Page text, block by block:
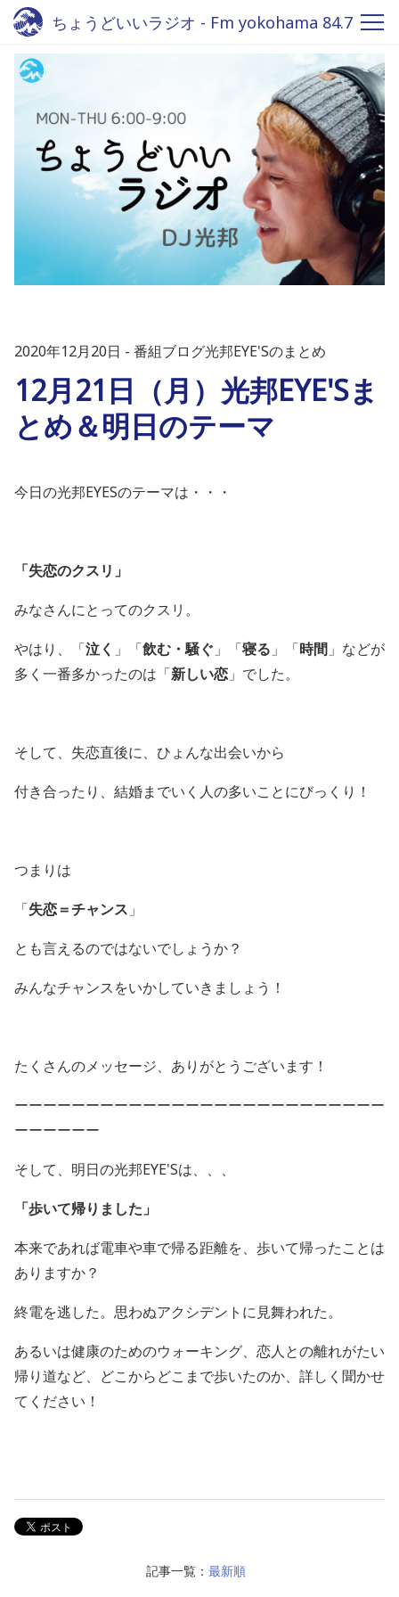
ちょうどいいラジオ - Fm yokohama 84.7
2020年12月20日 番組ブログ光邦EYE'Sのまとめ
12月21日（月）光邦EYE'Sま
とめ＆明日のテーマ
今日の光邦EYESのテーマは・・・
「失恋のクスリ」
みなさんにとってのクスリ。
やはり、「泣く 」「飲む・騒ぐ 」「寝る 」「時間 」などが
多く一番多かったのは「新しい恋 」でした。
そして、失恋直後に、ひょんな出会いから
付き合ったり、結婚までいく人の多いことにびっくり！
つまりは
「失恋＝チャンス 」
とも言えるのではないでしょうか？
みんなチャンスをいかしていきましょう！
たくさんのメッセージ、ありがとうございます！
ーーーーーーーーーーーーーーーーーーーーーーーーーー
ーーーーーー
そして、明日の光邦EYE'Sは、、、
「歩いて帰りました 」
本来であれば電車や車で帰る距離を、歩いて帰ったことは
ありますか？
終電を逃した。思わぬアクシデントに見舞われた。
あるいは健康のためのウォーキング、恋人との離れがたい
帰り道など、どこからどこまで歩いたのか、詳しく聞かせ
てください！
記事一覧： 最新順